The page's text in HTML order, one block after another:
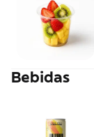
Bebidas